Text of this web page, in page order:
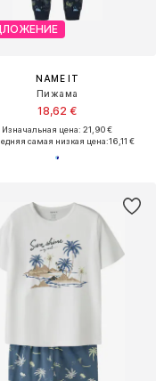
NAME IT
Пижама
18,62 €
Изначальная цена: 21,90 €
самая низкая цена:16,11 €